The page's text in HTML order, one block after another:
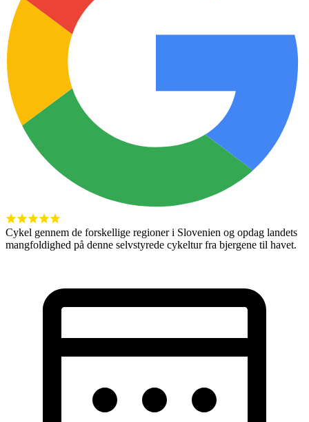
Cykel gennem de forskellige regioner i Slovenien og opdag landets
mangfoldighed på denne selvstyrede cykeltur fra bjergene til havet.